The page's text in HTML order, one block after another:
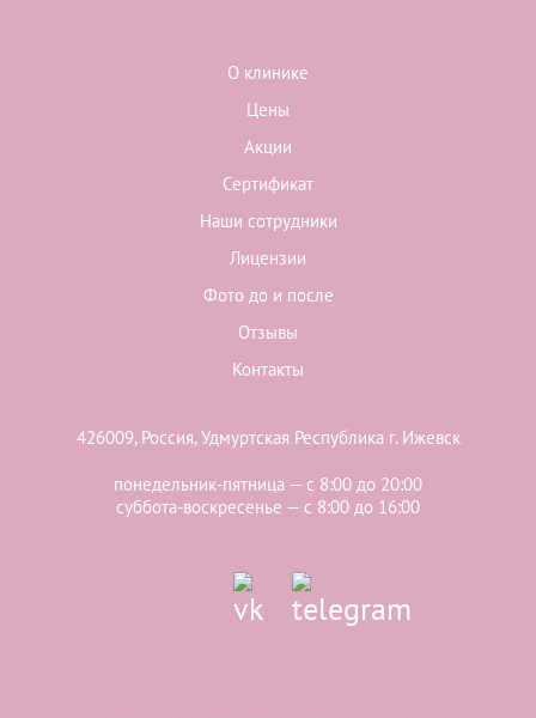
О клинике
Цены
Акции
Сертификат
Наши сотрудники
Лицензии
Фото до и после
Отзывы
Контакты
426009, Россия, Удмуртская Республика г. Ижевск
понедельник-пятница — с 8:00 до 20:00
суббота-воскресенье — с 8:00 до 16:00